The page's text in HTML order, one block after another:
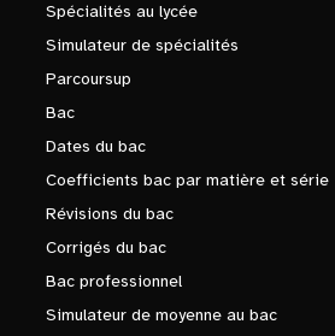
Spécialités au lycée
Simulateur de spécialités
Parcoursup
Bac
Dates du bac
Coefficients bac par matière et série
Révisions du bac
Corrigés du bac
Bac professionnel
Simulateur de moyenne au bac